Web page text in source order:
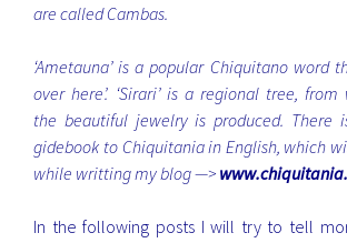
are called Cambas.
‘Ametauna’ is a popular Chiquitano word
over here’. ‘Sirari’ is a regional tree,
the beautiful jewelry is produced. There
gidebook to Chiquitania in English, which
while writting my blog —>
In the following posts I will try to tell